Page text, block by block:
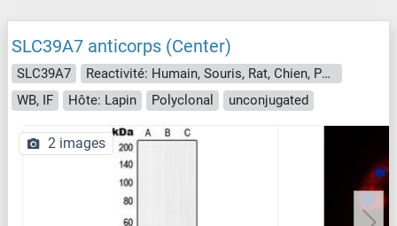
SLC39A7 anticorps (Center)
SLC39A7
Reactivité: Humain, Souris, Rat, Chien, Porc
WB, IF
Hôte: Lapin Polyclonal unconjugated
2 images